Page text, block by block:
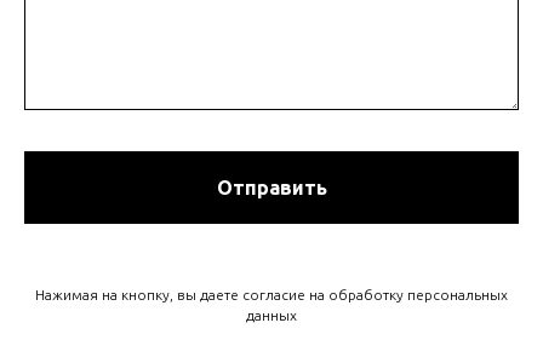
Отправить
Нажимая на кнопку, вы даете согласие на обработку персональных
данных